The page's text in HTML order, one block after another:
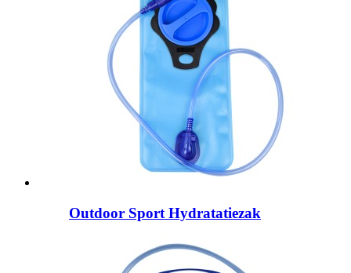
Outdoor Sport Hydratatiezak